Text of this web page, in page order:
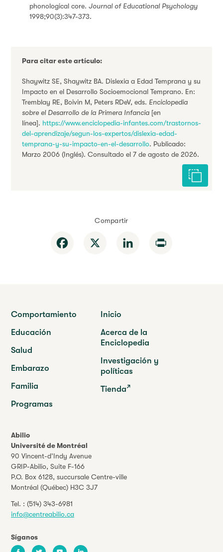
phonological core. Journal of Educational Psychology
1998;90(3):347-373.
Para citar este artículo:
Shaywitz SE, Shaywitz BA. Dislexia a Edad Temprana y su
Impacto en el Desarrollo Socioemocional Temprano. En:
Tremblay RE, Boivin M, Peters RDeV, eds. Enciclopedia
sobre el Desarrollo de la Primera Infancia [en
línea]. https://www.enciclopedia-infantes.com/trastornos-
del-aprendizaje/segun-los-expertos/dislexia-edad-
temprana-y-su-impacto-en-el-desarrollo. Publicado:
Marzo 2006 (Inglés). Consultado el 7 de agosto de 2026.
Citar
Compartir
Facebook LinkedIn
Abilio
Université de Montréal
90 Vincent-d’Indy Avenue
GRIP-Abilio, Suite F-166
P.O. Box 6128, succursale Centre-ville
Montréal (Québec) H3C 3J7
Tel. : (514) 343-6981
info@centreabilio.ca
Síganos
FacebookTwitter YoutubeLinkedIn
Comportamiento
Educación
Salud
Embarazo
Familia
Programas
Inicio
Acerca de la
Enciclopedia
Investigación y
políticas
Tienda